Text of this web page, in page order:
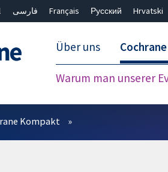
فارسی Français Русский Hrvatski
Über uns
Warum man unserer
Kompakt